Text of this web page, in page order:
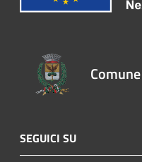
SEGUICI SU